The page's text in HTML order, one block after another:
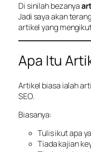
Di sinilah bezanya
Jadi saya akan
artikel yang
Apa Itu
Artikel biasa ialah
SEO.
Biasanya:
Tulis ikut apa
Tiada kajian